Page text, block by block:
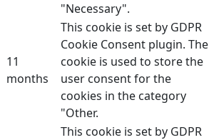
"Necessary".
11
months
This cookie is set by GDPR
Cookie Consent plugin. The
cookie is used to store the
user consent for the
cookies in the category
"Other.
This cookie is set by GDPR